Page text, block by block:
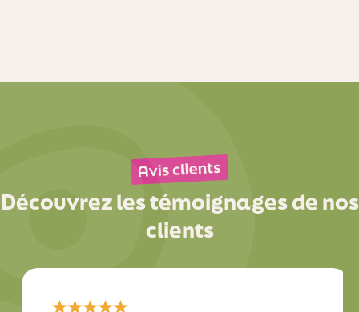
Découvrez les témoignages de nos
clients